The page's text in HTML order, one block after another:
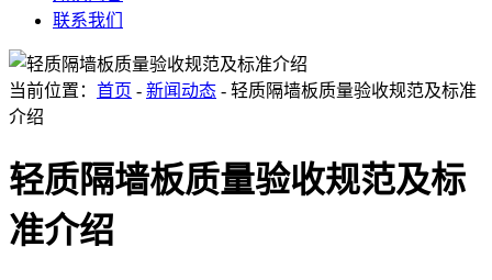
联系我们
当前位置： 首页 - 新闻动态 - 轻质隔墙板质量验收规范及标准
介绍
轻质隔墙板质量验收规范及标
准介绍